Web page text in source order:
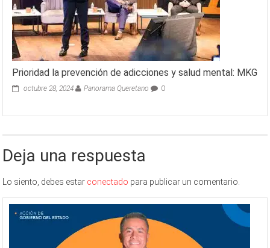
Prioridad la prevención de adicciones y salud mental: MKG
octubre 28, 2024 Panorama Queretano 0
Deja una respuesta
Lo siento, debes estar conectado para publicar un comentario.